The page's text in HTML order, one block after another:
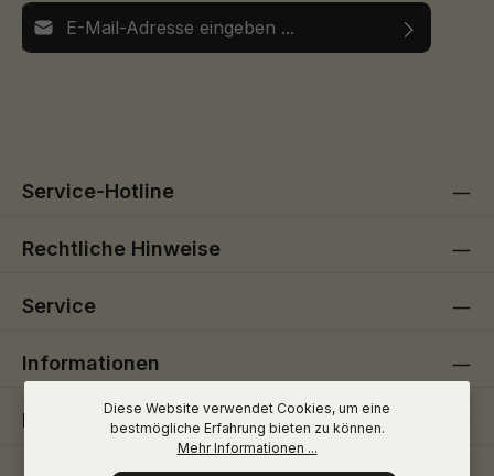
E-Mail-Adresse*
Service-Hotline
Rechtliche Hinweise
Service
Informationen
Folge uns
Diese Website verwendet Cookies, um eine
bestmögliche Erfahrung bieten zu können.
Mehr Informationen ...